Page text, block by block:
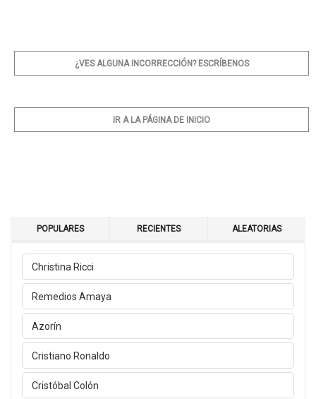
¿VES ALGUNA INCORRECCIÓN? ESCRÍBENOS
IR A LA PÁGINA DE INICIO
POPULARES RECIENTES ALEATORIAS
Christina Ricci
Remedios Amaya
Azorín
Cristiano Ronaldo
Cristóbal Colón